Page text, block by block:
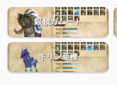
銀嶺ガムート
キリン亜種